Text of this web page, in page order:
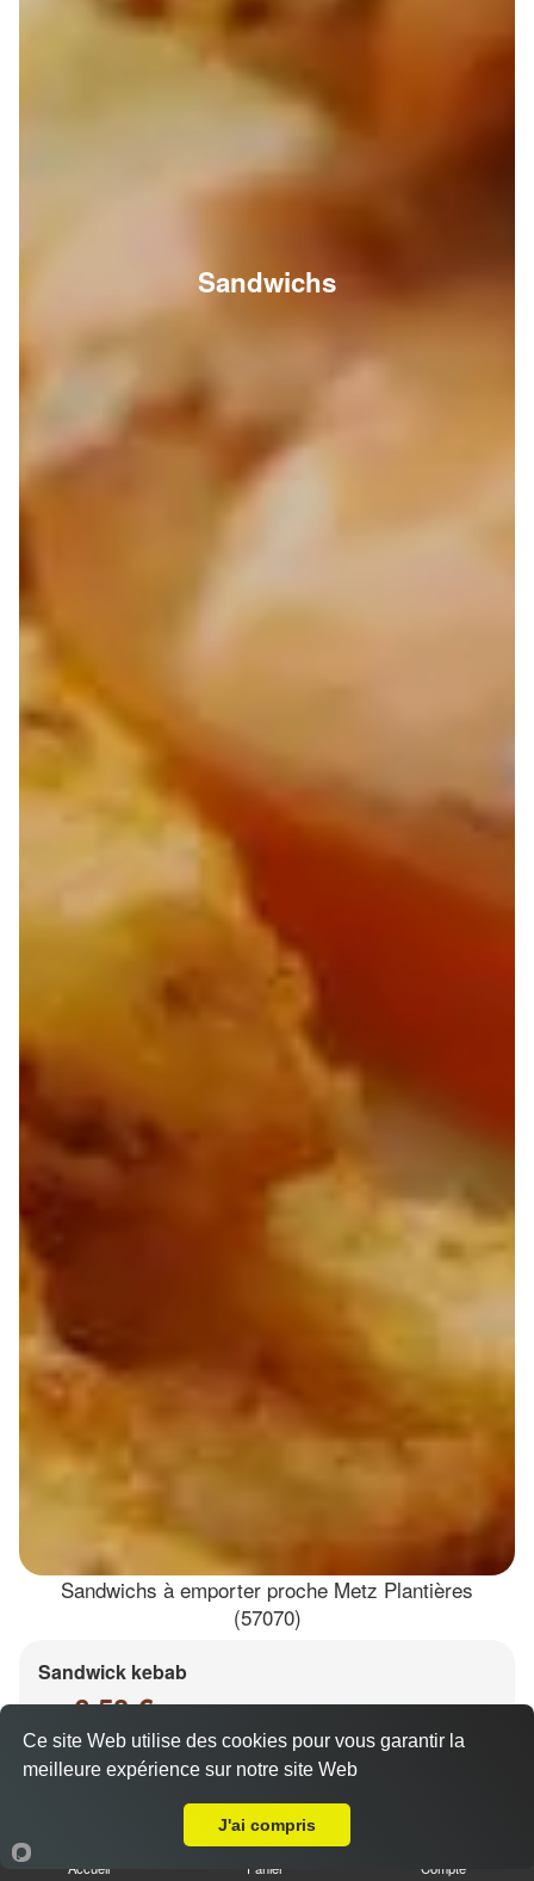
Sandwichs
Sandwichs à emporter proche Metz Plantières
(57070)
Sandwick kebab
6.50 €
Salade, tomates, oignons, chou, carottes
Accueil Panier Compte
Ce site Web utilise des cookies pour vous garantir la
meilleure expérience sur notre site Web
J'ai compris